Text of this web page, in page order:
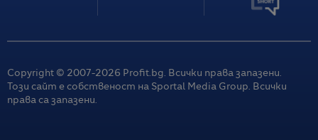
Copyright © 2007-2026 Profit.bg. Всички права запазени.
Този сайт е собственост на Sportal Media Group. Всички
права са запазени.